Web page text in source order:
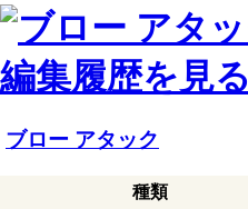
編集履歴を見る
ブロー アタック
種類